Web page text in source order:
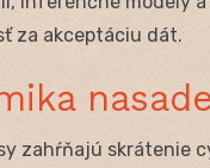
za akceptáciu dát.
zahŕňajú skrátenie